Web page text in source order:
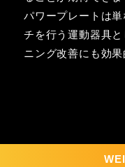
パワープレートは
チを行う運動器具
ニング改善にも効果